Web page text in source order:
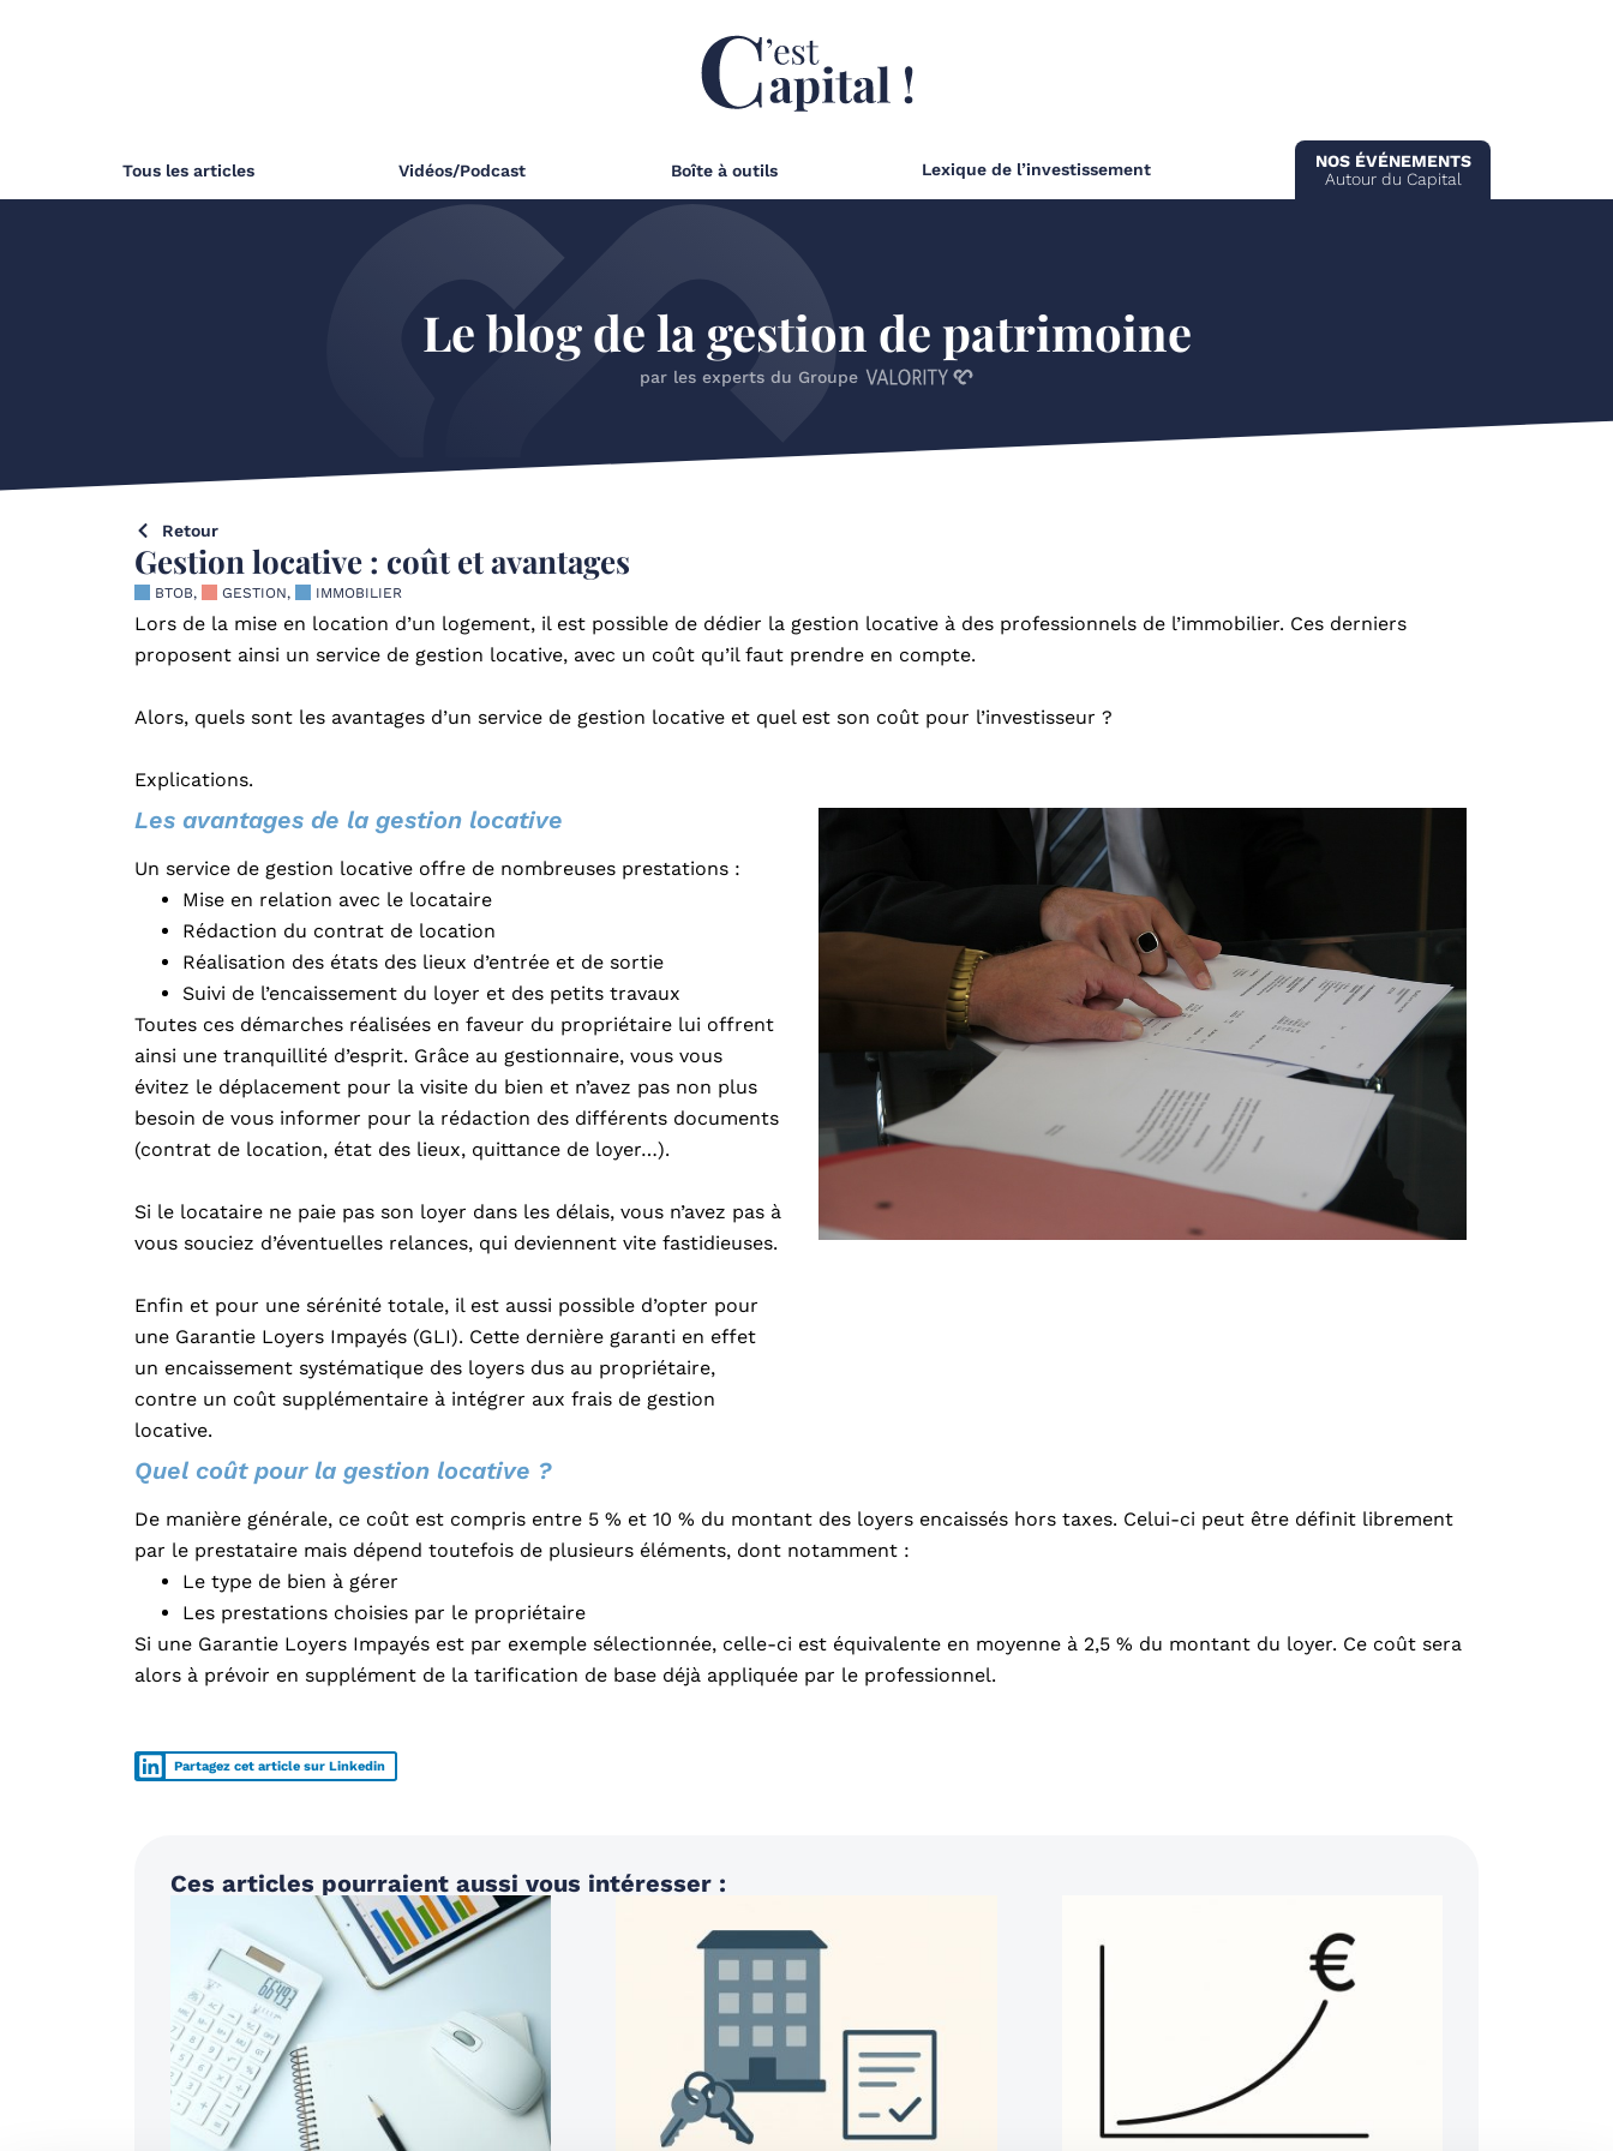
Tous les articles Vidéos/Podcast Boîte à outils Lexique de l’investissement
NOS ÉVÉNEMENTS
Autour du Capital
Le blog de la gestion de patrimoine
par les experts du Groupe
Retour
Gestion locative : coût et avantages
BTOB, GESTION, IMMOBILIER
Lors de la mise en location d’un logement, il est possible de dédier la gestion locative à des professionnels de l’immobilier. Ces derniers
proposent ainsi un service de gestion locative, avec un coût qu’il faut prendre en compte.
Alors, quels sont les avantages d’un service de gestion locative et quel est son coût pour l’investisseur ?
Explications.
Les avantages de la gestion locative
Un service de gestion locative offre de nombreuses prestations :
Mise en relation avec le locataire
Rédaction du contrat de location
Réalisation des états des lieux d’entrée et de sortie
Suivi de l’encaissement du loyer et des petits travaux
Toutes ces démarches réalisées en faveur du propriétaire lui offrent
ainsi une tranquillité d’esprit. Grâce au gestionnaire, vous vous
évitez le déplacement pour la visite du bien et n’avez pas non plus
besoin de vous informer pour la rédaction des différents documents
(contrat de location, état des lieux, quittance de loyer…).
Si le locataire ne paie pas son loyer dans les délais, vous n’avez pas à
vous souciez d’éventuelles relances, qui deviennent vite fastidieuses.
Enfin et pour une sérénité totale, il est aussi possible d’opter pour
une Garantie Loyers Impayés (GLI). Cette dernière garanti en effet
un encaissement systématique des loyers dus au propriétaire,
contre un coût supplémentaire à intégrer aux frais de gestion
locative.
Quel coût pour la gestion locative ?
De manière générale, ce coût est compris entre 5 % et 10 % du montant des loyers encaissés hors taxes. Celui-ci peut être définit librement
par le prestataire mais dépend toutefois de plusieurs éléments, dont notamment :
Le type de bien à gérer
Les prestations choisies par le propriétaire
Si une Garantie Loyers Impayés est par exemple sélectionnée, celle-ci est équivalente en moyenne à 2,5 % du montant du loyer. Ce coût sera
alors à prévoir en supplément de la tarification de base déjà appliquée par le professionnel.
Partagez cet article sur Linkedin
Ces articles pourraient aussi vous intéresser :